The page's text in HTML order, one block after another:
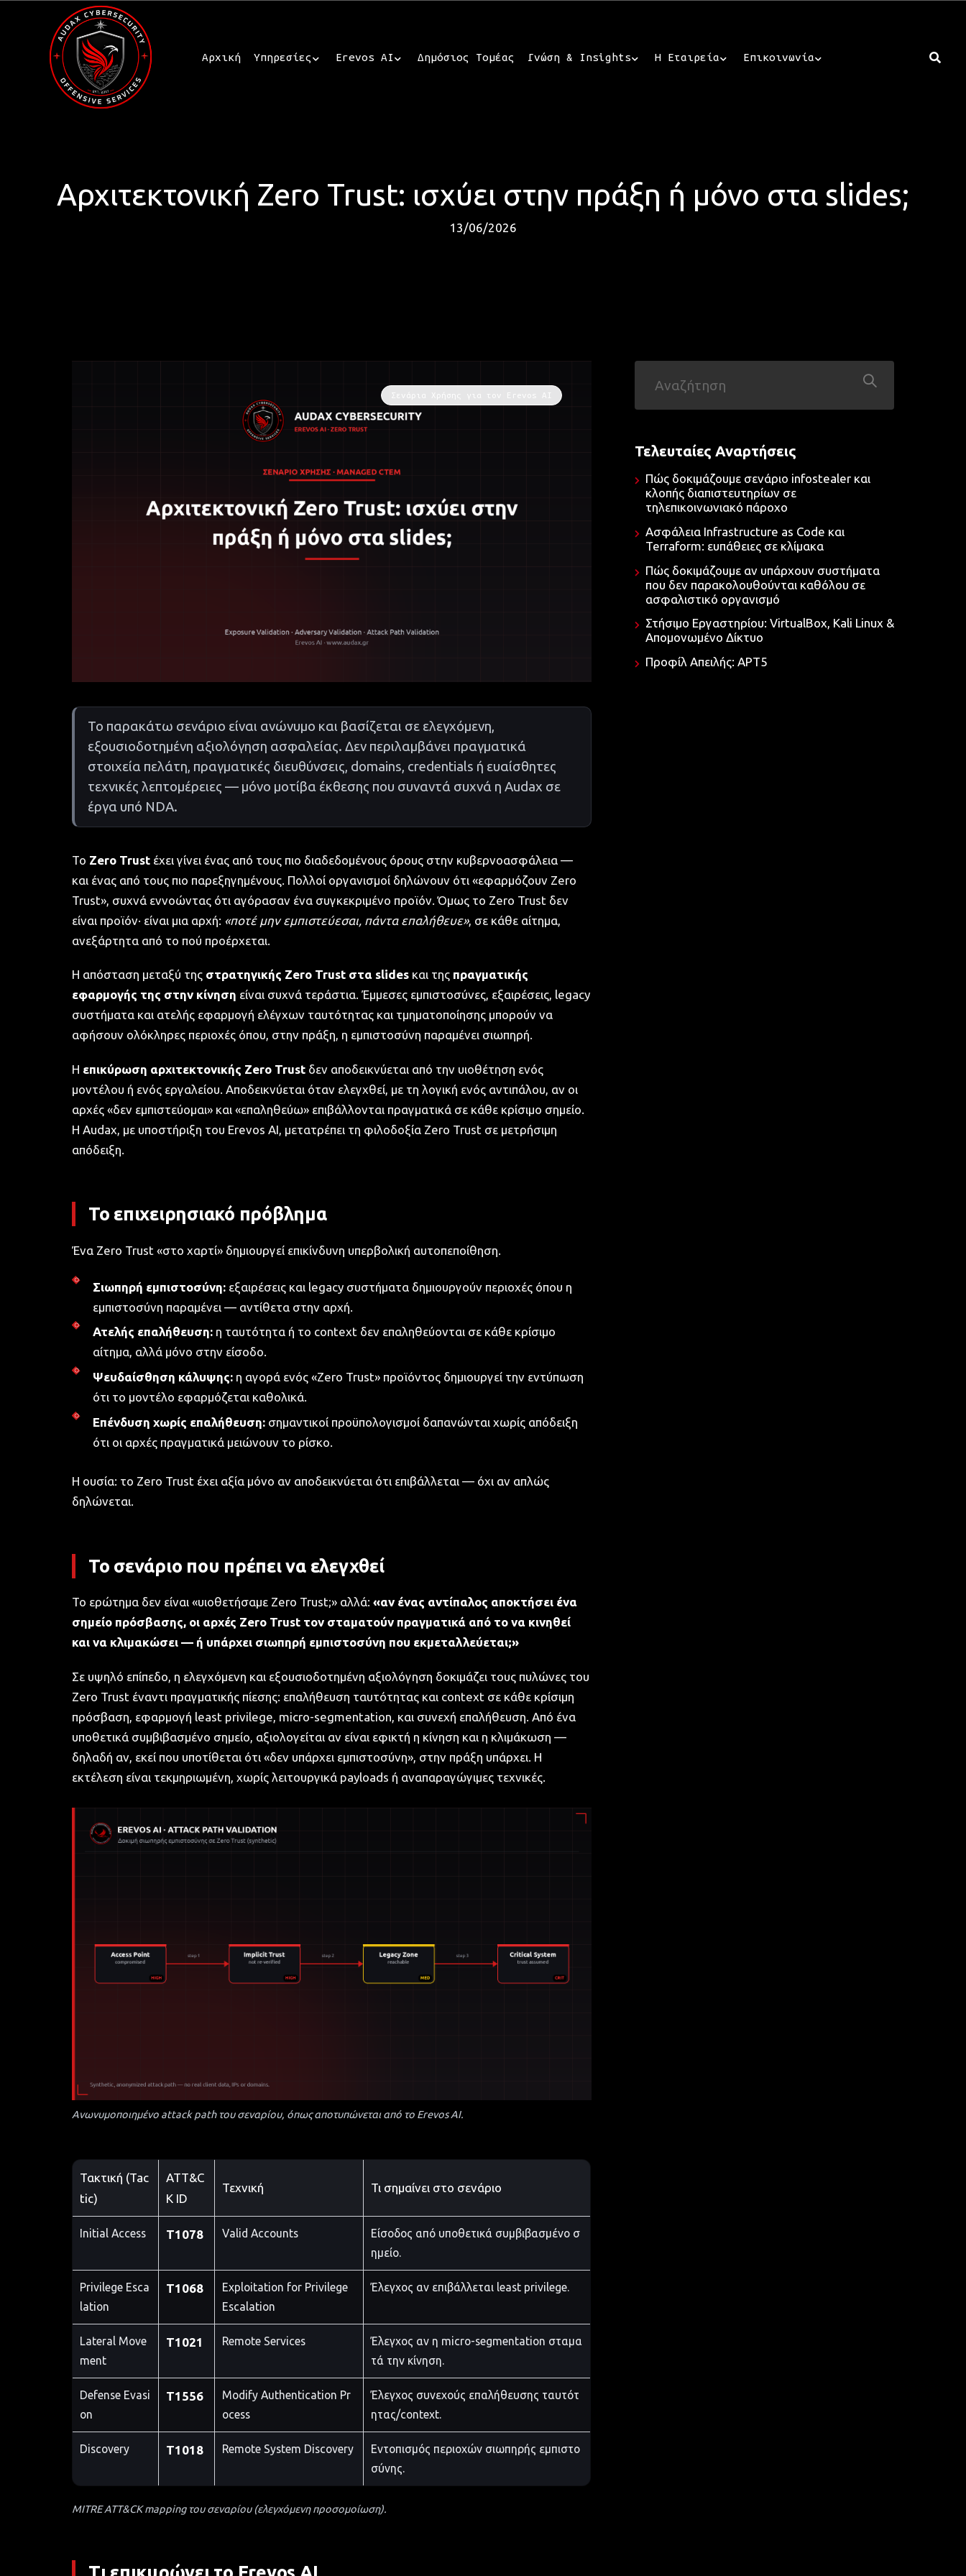
Αρχική Υπηρεσίες Erevos AI Δημόσιος Τομέας Γνώση & Insights Η Εταιρεία Επικοινωνία
Αρχιτεκτονική Zero Trust: ισχύει στην πράξη ή μόνο στα slides;
13/06/2026
Σενάρια Χρήσης για τον Erevos AI
Το παρακάτω σενάριο είναι ανώνυμο και βασίζεται σε ελεγχόμενη,
εξουσιοδοτημένη αξιολόγηση ασφαλείας. Δεν περιλαμβάνει πραγματικά
στοιχεία πελάτη, πραγματικές διευθύνσεις, domains, credentials ή ευαίσθητες
τεχνικές λεπτομέρειες — μόνο μοτίβα έκθεσης που συναντά συχνά η Audax σε
έργα υπό NDA.
Το Zero Trust έχει γίνει ένας από τους πιο διαδεδομένους όρους στην κυβερνοασφάλεια —
και ένας από τους πιο παρεξηγημένους. Πολλοί οργανισμοί δηλώνουν ότι «εφαρμόζουν Zero
Trust», συχνά εννοώντας ότι αγόρασαν ένα συγκεκριμένο προϊόν. Όμως το Zero Trust δεν
είναι προϊόν· είναι μια αρχή: «ποτέ μην εμπιστεύεσαι, πάντα επαλήθευε», σε κάθε αίτημα,
ανεξάρτητα από το πού προέρχεται.
Η απόσταση μεταξύ της στρατηγικής Zero Trust στα slides και της πραγματικής
εφαρμογής της στην κίνηση είναι συχνά τεράστια. Έμμεσες εμπιστοσύνες, εξαιρέσεις, legacy
συστήματα και ατελής εφαρμογή ελέγχων ταυτότητας και τμηματοποίησης μπορούν να
αφήσουν ολόκληρες περιοχές όπου, στην πράξη, η εμπιστοσύνη παραμένει σιωπηρή.
Η επικύρωση αρχιτεκτονικής Zero Trust δεν αποδεικνύεται από την υιοθέτηση ενός
μοντέλου ή ενός εργαλείου. Αποδεικνύεται όταν ελεγχθεί, με τη λογική ενός αντιπάλου, αν οι
αρχές «δεν εμπιστεύομαι» και «επαληθεύω» επιβάλλονται πραγματικά σε κάθε κρίσιμο σημείο.
Η Audax, με υποστήριξη του Erevos AI, μετατρέπει τη φιλοδοξία Zero Trust σε μετρήσιμη
απόδειξη.
Το επιχειρησιακό πρόβλημα
Ένα Zero Trust «στο χαρτί» δημιουργεί επικίνδυνη υπερβολική αυτοπεποίθηση.
Σιωπηρή εμπιστοσύνη:εξαιρέσεις και legacy συστήματα δημιουργούν περιοχές όπου η
εμπιστοσύνη παραμένει — αντίθετα στην αρχή.
Ατελής επαλήθευση:η ταυτότητα ή το context δεν επαληθεύονται σε κάθε κρίσιμο
αίτημα, αλλά μόνο στην είσοδο.
Ψευδαίσθηση κάλυψης:η αγορά ενός «Zero Trust» προϊόντος δημιουργεί την εντύπωση
ότι το μοντέλο εφαρμόζεται καθολικά.
Επένδυση χωρίς επαλήθευση:σημαντικοί προϋπολογισμοί δαπανώνται χωρίς απόδειξη
ότι οι αρχές πραγματικά μειώνουν το ρίσκο.
Η ουσία: το Zero Trust έχει αξία μόνο αν αποδεικνύεται ότι επιβάλλεται — όχι αν απλώς
δηλώνεται.
Το σενάριο που πρέπει να ελεγχθεί
Το ερώτημα δεν είναι «υιοθετήσαμε Zero Trust;» αλλά: «αν ένας αντίπαλος αποκτήσει ένα
σημείο πρόσβασης, οι αρχές Zero Trust τον σταματούν πραγματικά από το να κινηθεί
και να κλιμακώσει — ή υπάρχει σιωπηρή εμπιστοσύνη που εκμεταλλεύεται;»
Σε υψηλό επίπεδο, η ελεγχόμενη και εξουσιοδοτημένη αξιολόγηση δοκιμάζει τους πυλώνες του
Zero Trust έναντι πραγματικής πίεσης: επαλήθευση ταυτότητας και context σε κάθε κρίσιμη
πρόσβαση, εφαρμογή least privilege, micro-segmentation, και συνεχή επαλήθευση. Από ένα
υποθετικά συμβιβασμένο σημείο, αξιολογείται αν είναι εφικτή η κίνηση και η κλιμάκωση —
δηλαδή αν, εκεί που υποτίθεται ότι «δεν υπάρχει εμπιστοσύνη», στην πράξη υπάρχει. Η
εκτέλεση είναι τεκμηριωμένη, χωρίς λειτουργικά payloads ή αναπαραγώγιμες τεχνικές.
Ανωνυμοποιημένο attack path του σεναρίου, όπως αποτυπώνεται από το Erevos AI.
Τακτική (Tac
tic)
ATT&C
K ID
Τεχνική Τι σημαίνει στο σενάριο
Initial Access T1078 Valid Accounts
Είσοδος από υποθετικά συμβιβασμένο σ
ημείο.
Privilege Esca
lation
T1068
Exploitation for Privilege
Escalation
Έλεγχος αν επιβάλλεται least privilege.
Lateral Move
ment
T1021 Remote Services
Έλεγχος αν η micro-segmentation σταμα
τά την κίνηση.
Defense Evasi
on
T1556
Modify Authentication Pr
ocess
Έλεγχος συνεχούς επαλήθευσης ταυτότ
ητας/context.
Discovery T1018 Remote System Discovery
Εντοπισμός περιοχών σιωπηρής εμπιστο
σύνης.
MITRE ATT&CK mapping του σεναρίου (ελεγχόμενη προσομοίωση).
Τελευταίες Αναρτήσεις
Πώς δοκιμάζουμε σενάριο infostealer και
κλοπής διαπιστευτηρίων σε
τηλεπικοινωνιακό πάροχο
Ασφάλεια Infrastructure as Code και
Terraform: ευπάθειες σε κλίμακα
Πώς δοκιμάζουμε αν υπάρχουν συστήματα
που δεν παρακολουθούνται καθόλου σε
ασφαλιστικό οργανισμό
Στήσιμο Εργαστηρίου: VirtualBox, Kali Linux &
Απομονωμένο Δίκτυο
Προφίλ Απειλής: APT5